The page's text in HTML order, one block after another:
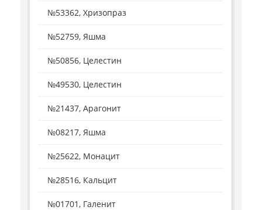
№53362, Хризопраз
№52759, Яшма
№50856, Целестин
№49530, Целестин
№21437, Арагонит
№08217, Яшма
№25622, Монацит
№28516, Кальцит
№01701, Галенит